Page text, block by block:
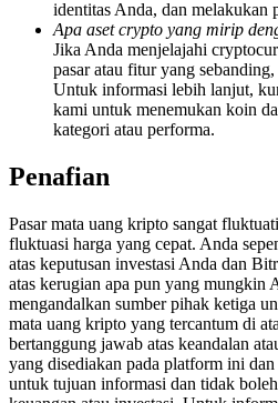
Exclusive for BitMart Users
Register & Trade to Win
Precious Metals Trading Carnival
Trade Gold & Silver · 33,333
USDT New User Exclusive
USDT Flexible Staking | Daily
identitas Anda, dan melakukan
Apa aset crypto yang mirip
Jika Anda menjelajahi
pasar atau fitur yang
Untuk informasi lebih lanjut,
kami untuk menemukan koin
kategori atau performa.
Penafian
Pasar mata uang kripto sangat
fluktuasi harga yang cepat. Anda
atas keputusan investasi Anda dan
atas kerugian apa pun yang mungkin
mengandalkan sumber pihak ketiga
mata uang kripto yang tercantum di
bertanggung jawab atas keandalan
yang disediakan pada platform ini
untuk tujuan informasi dan tidak